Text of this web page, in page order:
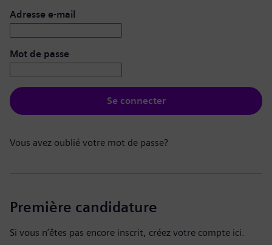
Se connecter : nom d’utilisateur et mot de passe
Adresse e-mail
Mot de passe
Se connecter
Vous avez oublié votre mot de passe?
Première candidature
Si vous n’êtes pas encore inscrit, créez votre compte ici.